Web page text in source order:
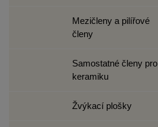
Mezičleny a pilířové
členy
Samostatné členy pro
keramiku
Žvýkací plošky